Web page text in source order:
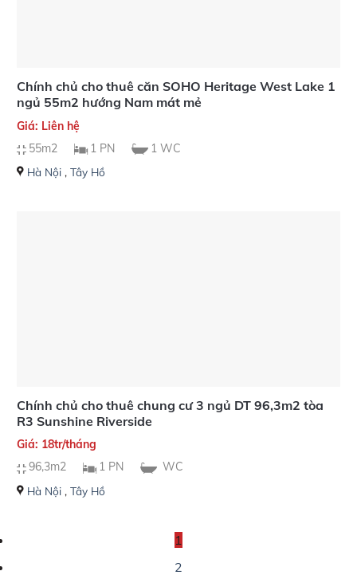
Chính chủ cho thuê căn SOHO Heritage West Lake 1
ngủ 55m2 hướng Nam mát mẻ
Giá: Liên hệ
55m2
1 PN 1 WC
Hà Nội, Tây Hồ
Chính chủ cho thuê chung cư 3 ngủ DT 96,3m2 tòa
R3 Sunshine Riverside
Giá: 18tr/tháng
96,3m2
1 PN WC
Hà Nội, Tây Hồ
1
2